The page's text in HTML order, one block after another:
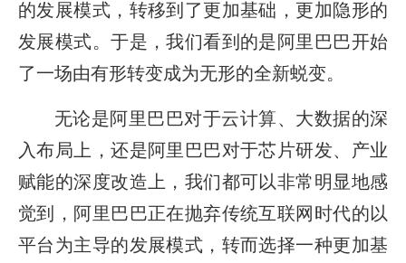
的发展模式，转移到了更加基础，更加隐形的
发展模式。于是，我们看到的是阿里巴巴开始
了一场由有形转变成为无形的全新蜕变。
无论是阿里巴巴对于云计算、大数据的深
入布局上，还是阿里巴巴对于芯片研发、产业
赋能的深度改造上，我们都可以非常明显地感
觉到，阿里巴巴正在抛弃传统互联网时代的以
平台为主导的发展模式，转而选择一种更加基